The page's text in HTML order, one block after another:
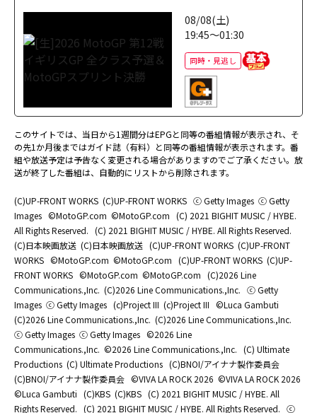
08/08(土)
19:45～01:30
同時・見逃し
このサイトでは、当日から1週間分はEPGと同等の番組情報が表示され、そ
の先1か月後まではガイド誌（有料）と同等の番組情報が表示されます。番
組や放送予定は予告なく変更される場合がありますのでご了承ください。放
送が終了した番組は、自動的にリストから削除されます。
(C)UP-FRONT WORKS (C)UP-FRONT WORKS ⓒ Getty Images ⓒ Getty
Images ©MotoGP.com ©MotoGP.com (C) 2021 BIGHIT MUSIC / HYBE.
All Rights Reserved. (C) 2021 BIGHIT MUSIC / HYBE. All Rights Reserved.
(C)日本映画放送 (C)日本映画放送 (C)UP-FRONT WORKS (C)UP-FRONT
WORKS ©MotoGP.com ©MotoGP.com (C)UP-FRONT WORKS (C)UP-
FRONT WORKS ©MotoGP.com ©MotoGP.com (C)2026 Line
Communications.,Inc. (C)2026 Line Communications.,Inc. ⓒ Getty
Images ⓒ Getty Images (c)Project III (c)Project III ©Luca Gambuti
(C)2026 Line Communications.,Inc. (C)2026 Line Communications.,Inc.
ⓒ Getty Images ⓒ Getty Images ©2026 Line
Communications.,Inc. ©2026 Line Communications.,Inc. (C) Ultimate
Productions (C) Ultimate Productions (C)BNOI/アイナナ製作委員会
(C)BNOI/アイナナ製作委員会 ©️VIVA LA ROCK 2026 ©️VIVA LA ROCK 2026
©Luca Gambuti (C)KBS (C)KBS (C) 2021 BIGHIT MUSIC / HYBE. All
Rights Reserved. (C) 2021 BIGHIT MUSIC / HYBE. All Rights Reserved. ⓒ